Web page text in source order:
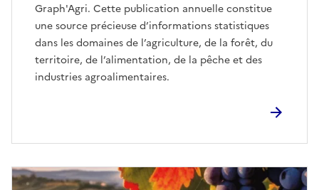
Graph'Agri. Cette publication annuelle constitue
une source précieuse d’informations statistiques
dans les domaines de l’agriculture, de la forêt, du
territoire, de l’alimentation, de la pêche et des
industries agroalimentaires.